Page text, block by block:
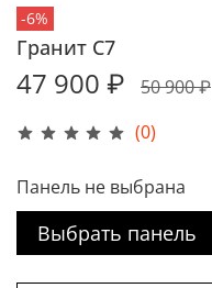
-6%
(0)
Гранит С7
47 900 ₽ 50 900 ₽
Панель не выбрана
Выбрать панель